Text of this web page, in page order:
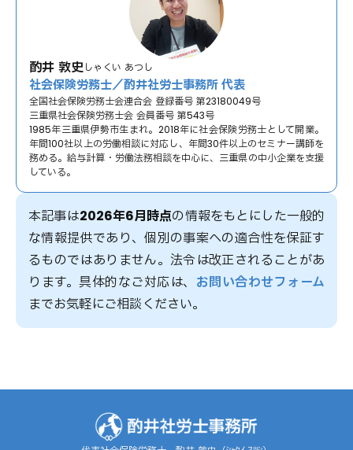
酌井 敦史しゃくい あつし
社会保険労務士／酌井社労士事務所 代表
全国社会保険労務士会連合会 登録番号 第23180049号
三重県社会保険労務士会 会員番号 第543号
1985年三重県伊勢市生まれ。2018年に社会保険労務士として開業。
年間100社以上の労働相談に対応し、年間30件以上のセミナー講師を
務める。給与計算・労働法務相談を中心に、三重県の中小企業を支援
している。
本記事は2026年6月時点の情報をもとにした一般的
な情報提供であり、個別の事案への適合性を保証す
るものではありません。法令は改正されることがあ
ります。具体的なご対応は、 お問い合わせフォーム
までお気軽にご相談ください。